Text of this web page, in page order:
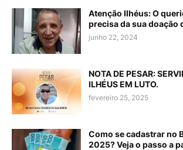
Atenção Ilhéus: O
precisa da sua doação
junho 22, 2024
NOTA DE PESAR:
ILHÉUS EM LUTO.
fevereiro 25, 2025
Como se cadastrar no
2025? Veja o passo a